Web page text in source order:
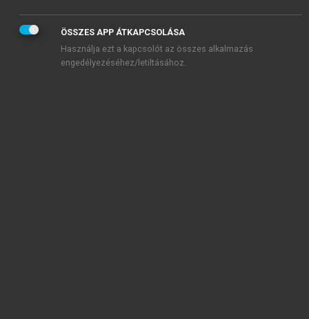
ÖSSZES APP ÁTKAPCSOLÁSA
Használja ezt a kapcsolót az összes alkalmazás
engedélyezéséhez/letiltásához.